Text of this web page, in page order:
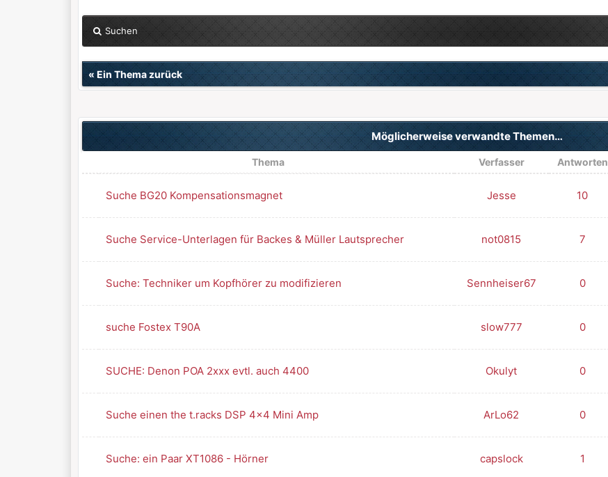
Suchen
« Ein Thema zurück
Möglicherweise verwandte Themen…
Thema Verfasser Antworten
Suche BG20 Kompensationsmagnet Jesse 10
Suche Service-Unterlagen für Backes & Müller Lautsprecher not0815 7
Suche: Techniker um Kopfhörer zu modifizieren Sennheiser67 0
suche Fostex T90A slow777 0
SUCHE: Denon POA 2xxx evtl. auch 4400 Okulyt 0
Suche einen the t.racks DSP 4x4 Mini Amp ArLo62 0
Suche: ein Paar XT1086 - Hörner capslock 1